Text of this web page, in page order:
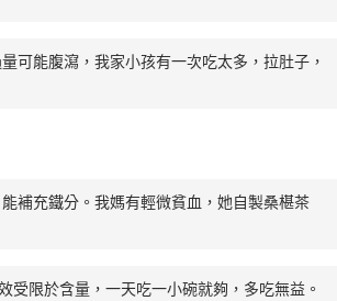
可能腹瀉，我家小孩有一次吃太多，拉肚子，
補充鐵分。我媽有輕微貧血，她自製桑椹茶
限於含量，一天吃一小碗就夠，多吃無益。